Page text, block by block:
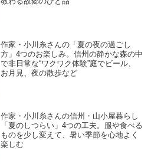
作家・小川糸さんの「夏の夜の過ごし
方」4つのお楽しみ。信州の静かな森の中
で非日常な“ワクワク体験”庭でビール、
お月見、夜の散歩など
作家・小川糸さんの信州・山小屋暮らし
「夏のしつらい」4つの工夫。服や食べる
ものを少し変えて、暑い季節を心地よく
楽しむ